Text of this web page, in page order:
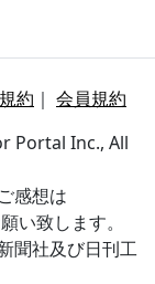
約 ｜ 会員規約
Portal Inc., All
感想は
い致します。
聞社及び日刊工